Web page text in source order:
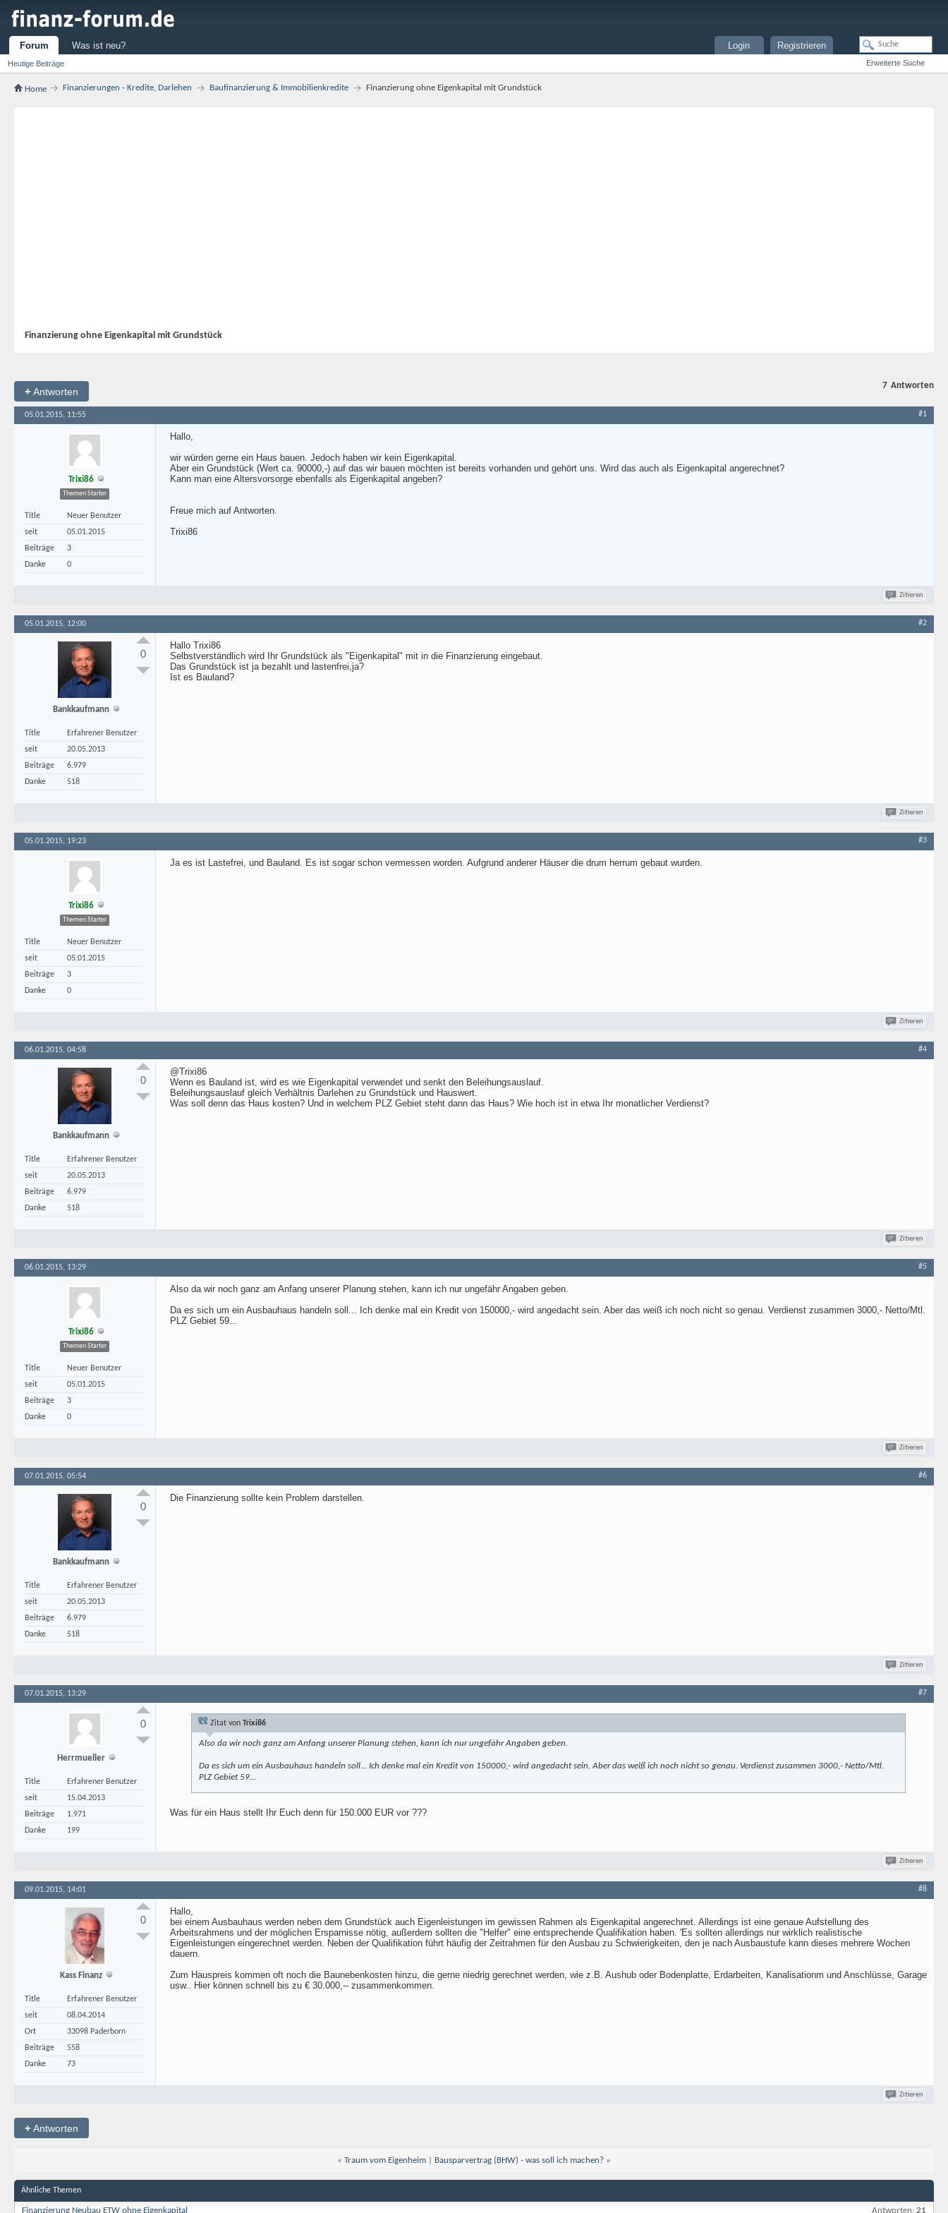
Forum
Heutige Beiträge
Was ist neu? Registrieren
Login
Erweiterte Suche
Home Finanzierungen - Kredite, Darlehen Baufinanzierung & Immobilienkredite Finanzierung ohne Eigenkapital mit Grundstück
Finanzierung ohne Eigenkapital mit Grundstück
+Antworten
7 Antworten
05.01.2015, 11:55 #1
Trixi86
Themen Starter
Title
Neuer Benutzer
seit
05.01.2015
Beiträge
3
Danke
0
Hallo,
wir würden gerne ein Haus bauen. Jedoch haben wir kein Eigenkapital.
Aber ein Grundstück (Wert ca. 90000,-) auf das wir bauen möchten ist bereits vorhanden und gehört uns. Wird das auch als Eigenkapital angerechnet?
Kann man eine Altersvorsorge ebenfalls als Eigenkapital angeben?
Freue mich auf Antworten.
Trixi86
Zitieren
05.01.2015, 12:00 #2
Bankkaufmann
Title
Erfahrener Benutzer
seit
20.05.2013
Beiträge
6.979
Danke
518
0
Hallo Trixi86
Selbstverständlich wird Ihr Grundstück als "Eigenkapital" mit in die Finanzierung eingebaut.
Das Grundstück ist ja bezahlt und lastenfrei,ja?
Ist es Bauland?
Zitieren
05.01.2015, 19:23 #3
Trixi86
Themen Starter
Title
Neuer Benutzer
seit
05.01.2015
Beiträge
3
Danke
0
Ja es ist Lastefrei, und Bauland. Es ist sogar schon vermessen worden. Aufgrund anderer Häuser die drum herrum gebaut wurden.
Zitieren
06.01.2015, 04:58 #4
Bankkaufmann
Title
Erfahrener Benutzer
seit
20.05.2013
Beiträge
6.979
Danke
518
0
@Trixi86
Wenn es Bauland ist, wird es wie Eigenkapital verwendet und senkt den Beleihungsauslauf.
Beleihungsauslauf gleich Verhältnis Darlehen zu Grundstück und Hauswert.
Was soll denn das Haus kosten? Und in welchem PLZ Gebiet steht dann das Haus? Wie hoch ist in etwa Ihr monatlicher Verdienst?
Zitieren
06.01.2015, 13:29 #5
Trixi86
Themen Starter
Title
Neuer Benutzer
seit
05.01.2015
Beiträge
3
Danke
0
Also da wir noch ganz am Anfang unserer Planung stehen, kann ich nur ungefähr Angaben geben.
Da es sich um ein Ausbauhaus handeln soll... Ich denke mal ein Kredit von 150000,- wird angedacht sein. Aber das weiß ich noch nicht so genau. Verdienst zusammen 3000,- Netto/Mtl.
PLZ Gebiet 59...
Zitieren
07.01.2015, 05:54 #6
Bankkaufmann
Title
Erfahrener Benutzer
seit
20.05.2013
Beiträge
6.979
Danke
518
0
Die Finanzierung sollte kein Problem darstellen.
Zitieren
07.01.2015, 13:29 #7
Herrmueller
Title
Erfahrener Benutzer
seit
15.04.2013
Beiträge
1.971
Danke
199
0 Zitat von Trixi86
Also da wir noch ganz am Anfang unserer Planung stehen, kann ich nur ungefähr Angaben geben.
Da es sich um ein Ausbauhaus handeln soll... Ich denke mal ein Kredit von 150000,- wird angedacht sein. Aber das weiß ich noch nicht so genau. Verdienst zusammen 3000,- Netto/Mtl.
PLZ Gebiet 59...
Was für ein Haus stellt Ihr Euch denn für 150.000 EUR vor ???
Zitieren
09.01.2015, 14:01 #8
Kass Finanz
Title
Erfahrener Benutzer
seit
08.04.2014
Ort
33098 Paderborn
Beiträge
558
Danke
73
0
Hallo,
bei einem Ausbauhaus werden neben dem Grundstück auch Eigenleistungen im gewissen Rahmen als Eigenkapital angerechnet. Allerdings ist eine genaue Aufstellung des
Arbeitsrahmens und der möglichen Ersparnisse nötig, außerdem sollten die "Helfer" eine entsprechende Qualifikation haben. 'Es sollten allerdings nur wirklich realistische
Eigenleistungen eingerechnet werden. Neben der Qualifikation führt häufig der Zeitrahmen für den Ausbau zu Schwierigkeiten, den je nach Ausbaustufe kann dieses mehrere Wochen
dauern.
Zum Hauspreis kommen oft noch die Baunebenkosten hinzu, die gerne niedrig gerechnet werden, wie z.B. Aushub oder Bodenplatte, Erdarbeiten, Kanalisationm und Anschlüsse, Garage
usw.. Hier können schnell bis zu € 30.000,-- zusammenkommen.
Zitieren
+Antworten
« Traum vom Eigenheim Bausparvertrag (BHW) - was soll ich machen? »
Ähnliche Themen
Finanzierung Neubau ETW ohne Eigenkapital Antworten: 21